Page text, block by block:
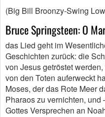
(Big Bill Broonzy-Swing
Bruce Springsteen: O
das Lied geht im
Geschichten zurück: die
von Jesus getröstet
von den Toten auferweckt
Moses, der das Rote Meer
Pharaos zu vernichten,
Gottes Versprechen an